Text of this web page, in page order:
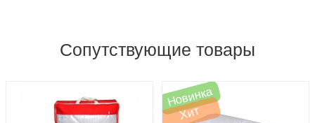
Сопутствующие товары
Новинка
Хит